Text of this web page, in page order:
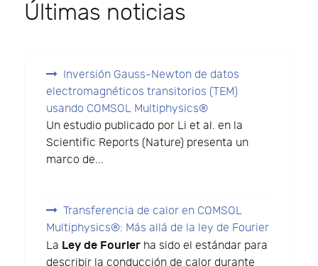
Últimas noticias
Inversión Gauss-Newton de datos
electromagnéticos transitorios (TEM)
usando COMSOL Multiphysics®
Un estudio publicado por Li et al. en la
Scientific Reports (Nature) presenta un
marco de...
Transferencia de calor en COMSOL
Multiphysics®: Más allá de la ley de Fourier
La Ley de Fourier ha sido el estándar para
describir la conducción de calor durante